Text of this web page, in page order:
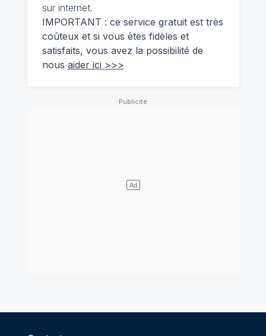
sur internet.
IMPORTANT : ce service gratuit est très
coûteux et si vous êtes fidèles et
satisfaits, vous avez la possibilité de
nous aider ici >>>